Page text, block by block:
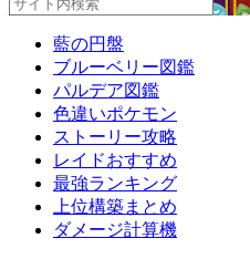
藍の円盤
ブルーベリー図鑑
パルデア図鑑
色違いポケモン
ストーリー攻略
レイドおすすめ
最強ランキング
上位構築まとめ
ダメージ計算機